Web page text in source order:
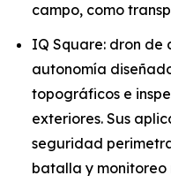
campo, como
IQ Square: dron de
autonomía
topográficos e
exteriores. Sus
seguridad
batalla y monitoreo